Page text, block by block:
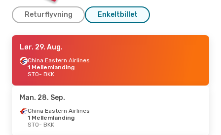
Returflyvning Enkeltbillet
Søn. 6. Sep.- Man. 14. Sep.
Austrian Airlines
1 Mellemlanding
STO- BKK
1 Mellemlanding
BKK- STO
Fre. 18. Sep.- Fre. 25. Sep.
Lør. 29. Aug.
China Eastern Airlines
1 Mellemlanding
STO- BKK
Man. 28. Sep.
China Eastern Airlines
1 Mellemlanding
STO- BKK